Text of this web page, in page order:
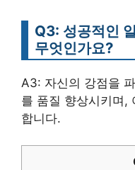
Q3: 성공적인
무엇인가요?
A3: 자신의 강점을
를 품질 향상시키며,
합니다.